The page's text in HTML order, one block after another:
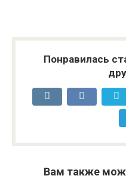
Понравилась
Вам также